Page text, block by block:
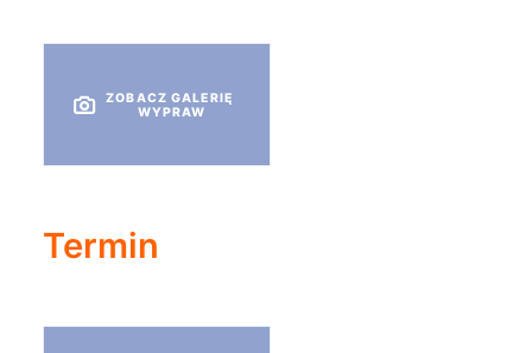
ZOBACZ GALERIĘ
WYPRAW
Termin